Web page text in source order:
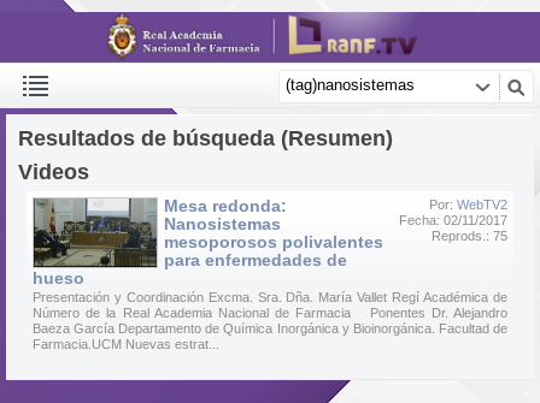
Resultados de búsqueda (Resumen)
Videos
Por: WebTV2
Fecha: 02/11/2017
Reprods.: 75
Mesa redonda:
Nanosistemas
mesoporosos polivalentes
para enfermedades de
hueso
Presentación y Coordinación Excma. Sra. Dña. María Vallet Regí Académica de
Número de la Real Academia Nacional de Farmacia Ponentes Dr. Alejandro
Baeza García Departamento de Química Inorgánica y Bioinorgánica. Facultad de
Farmacia.UCM Nuevas estrat...